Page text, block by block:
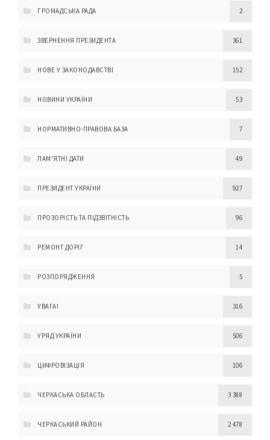
ГРОМАДСЬКА РАДА 2
ЗВЕРНЕННЯ ПРЕЗИДЕНТА 361
НОВЕ У ЗАКОНОДАВСТВІ 152
НОВИНИ УКРАЇНИ 53
НОРМАТИВНО-ПРАВОВА БАЗА 7
ПАМ'ЯТНІ ДАТИ 49
ПРЕЗИДЕНТ УКРАЇНИ 927
ПРОЗОРІСТЬ ТА ПІДЗВІТНІСТЬ 96
РЕМОНТ ДОРІГ 14
РОЗПОРЯДЖЕННЯ 5
УВАГА! 316
УРЯД УКРАЇНИ 506
ЦИФРОВІЗАЦІЯ 106
ЧЕРКАСЬКА ОБЛАСТЬ 3 388
ЧЕРКАСЬКИЙ РАЙОН 2 478